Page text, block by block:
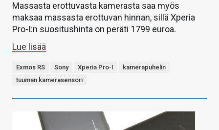
Massasta erottuvasta kamerasta saa myös
maksaa massasta erottuvan hinnan, sillä Xperia
Pro-I:n suositushinta on peräti 1799 euroa.
Lue lisää
Exmos RS Sony Xperia Pro-I
kamerapuhelin
tuuman kamerasensori